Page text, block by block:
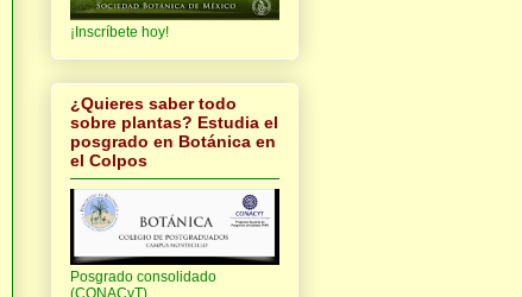
¡Inscríbete hoy!
¿Quieres saber todo
sobre plantas? Estudia el
posgrado en Botánica en
el Colpos
Posgrado consolidado
(CONACyT)